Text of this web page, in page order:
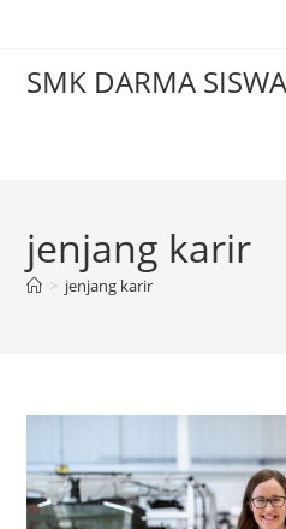
contentSMK DARMA
jenjang karir
> jenjang karir